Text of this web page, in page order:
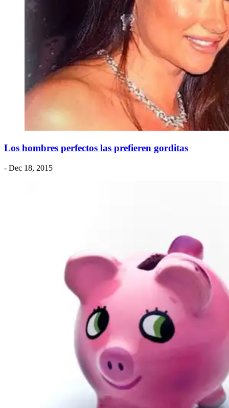
Los hombres perfectos las prefieren gorditas
- Dec 18, 2015